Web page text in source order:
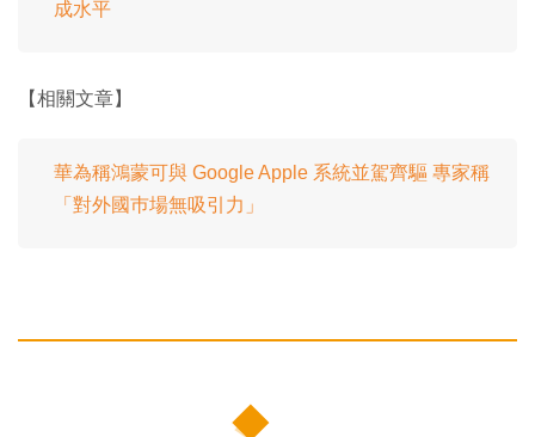
成水平
【相關文章】
華為稱鴻蒙可與 Google Apple 系統並駕齊驅 專家稱
「對外國巿場無吸引力」